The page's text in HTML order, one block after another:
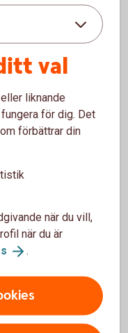
utveckling av
Det gör vi
till projekt som
kultur och
ett internt aktivt
bidra till att
Och vi vill
val för din
val
liknande
för dig. Det
förbättrar din
när du vill,
när du är
.